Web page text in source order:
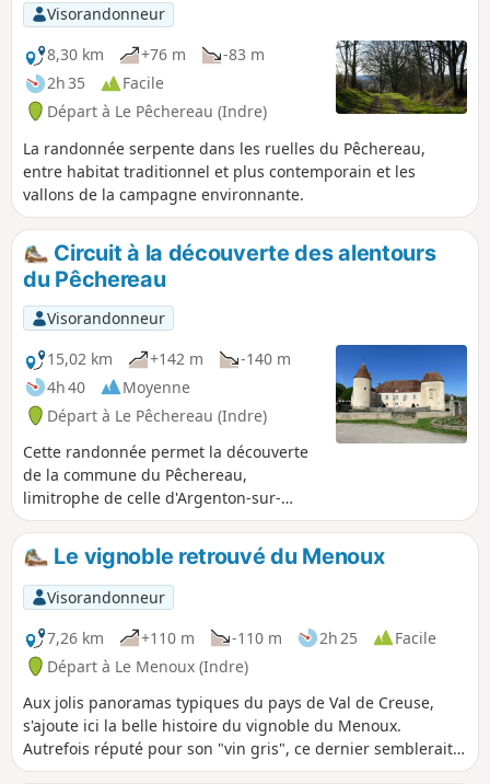
Visorandonneur
8,30 km
+76 m
-83 m
2h 35
Facile
Départ à Le Pêchereau (Indre)
La randonnée serpente dans les ruelles du Pêchereau,
entre habitat traditionnel et plus contemporain et les
vallons de la campagne environnante.
Circuit à la découverte des alentours
du Pêchereau
Visorandonneur
15,02 km
+142 m
-140 m
4h 40
Moyenne
Départ à Le Pêchereau (Indre)
Cette randonnée permet la découverte
de la commune du Pêchereau,
limitrophe de celle d'Argenton-sur-
Creuse. Partant de l'ancienne mairie,
elle nous amène à la nouvelle installée
dans le beau Château de Courbat puis
nous fait longer la Creuse, nous
emmène dans les hauteurs
surplombant la vallée, traverse bois et
prairies et finit par le Grand Pêchereau,
quartier dominant de la commune.
Le vignoble retrouvé du Menoux
Visorandonneur
7,26 km
+110 m -110 m 2h 25
Facile
Départ à Le Menoux (Indre)
Aux jolis panoramas typiques du pays de Val de Creuse,
s'ajoute ici la belle histoire du vignoble du Menoux.
Autrefois réputé pour son "vin gris", ce dernier semblerait
renaître grâce au travail de quelques passionnés.